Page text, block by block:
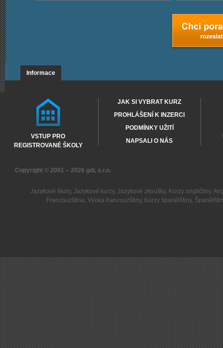
Informace
VSTUP PRO
REGISTROVANÉ ŠKOLY
JAK SI VYBRAT KURZ
PROHLÁŠENÍ K INZERCI
PODMÍNKY UŽITÍ
NAPSALI O NÁS
Copyright © 2001 – 2026 gdi, s.r.o.
Jazykové školy, Jazykové kurzy, Jazykové zkoušky, Kurzy angličtiny,
Francouzština,Výuka francouzštiny, Kurzy španělštiny,